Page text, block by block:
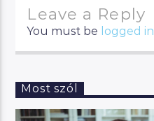
Leave a Reply
You must be logged in
Most szól